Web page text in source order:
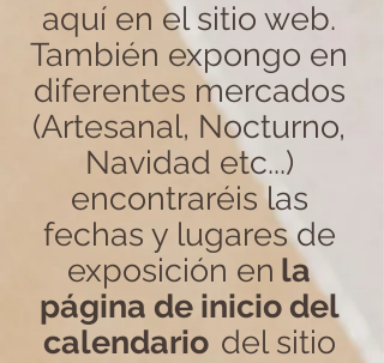
aquí en el sitio web.
También expongo en
diferentes mercados
(Artesanal, Nocturno,
Navidad etc...)
encontraréis las
fechas y lugares de
exposición en la
página de inicio del
calendario del sitio